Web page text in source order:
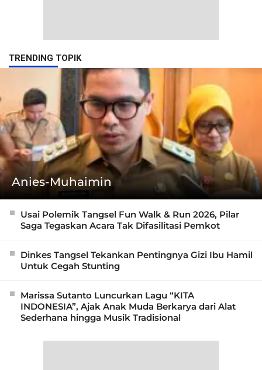
TRENDING TOPIK
Anies-Muhaimin
Usai Polemik Tangsel Fun Walk & Run 2026, Pilar
Saga Tegaskan Acara Tak Difasilitasi Pemkot
Dinkes Tangsel Tekankan Pentingnya Gizi Ibu Hamil
Untuk Cegah Stunting
Marissa Sutanto Luncurkan Lagu “KITA
INDONESIA”, Ajak Anak Muda Berkarya dari Alat
Sederhana hingga Musik Tradisional